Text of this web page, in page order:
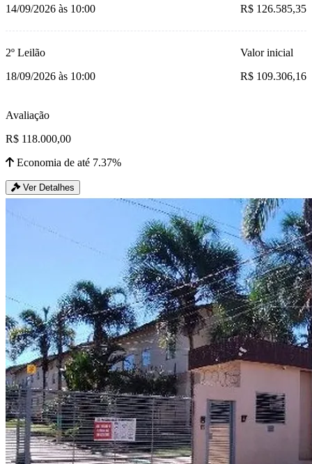
14/09/2026 às 10:00
R$ 126.585,35
2º Leilão
18/09/2026 às 10:00
Valor inicial
R$ 109.306,16
Avaliação
R$ 118.000,00
Economia de até 7.37%
Ver Detalhes